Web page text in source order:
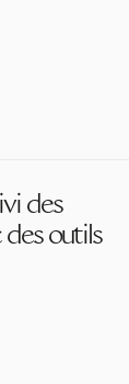
des
des outils